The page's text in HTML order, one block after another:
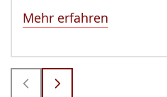
Mehr erfahren